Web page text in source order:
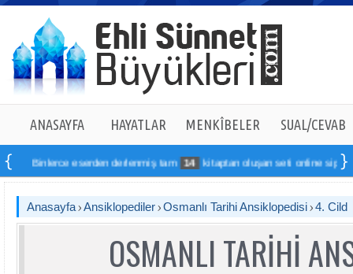
ANASAYFA HAYATLAR MENKÎBELER SUAL/CEVAB
eserden derlenmiş tam 14 kitaptan oluşan seti online sipariş
Anasayfa Ansiklopediler Osmanlı Tarihi Ansiklopedisi 4. Cild
OSMANLI TARİHİ